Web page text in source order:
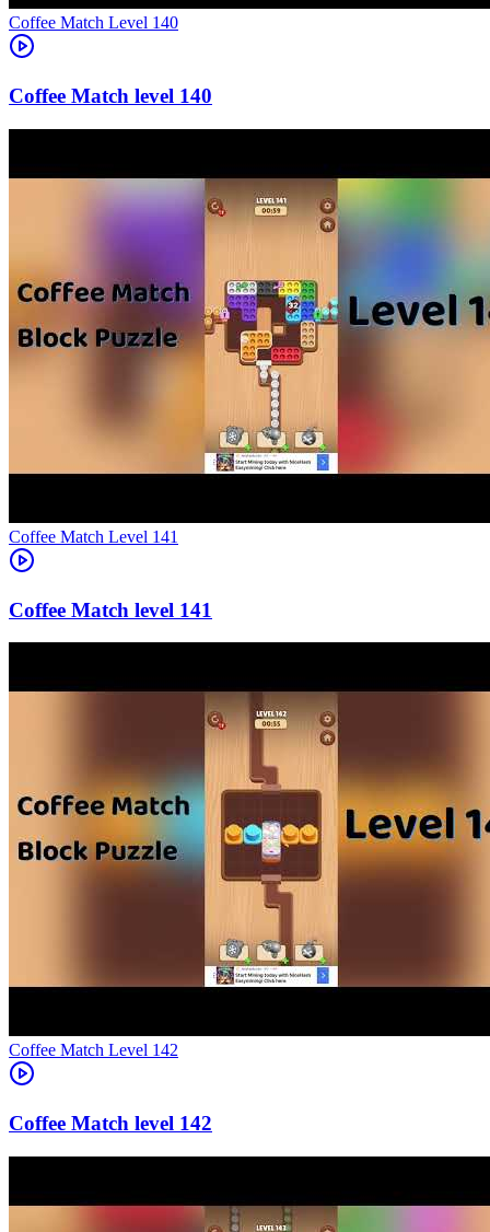
Level 140
140
Level 141
141
Level 142
142